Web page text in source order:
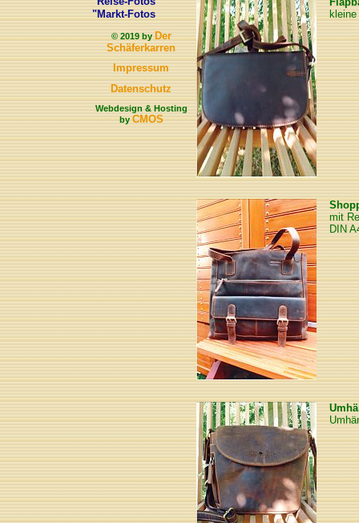
"Markt-Fotos
© 2019 byDer
Schäferkarren
Impressum
Datenschutz
Webdesign & Hosting
byCMOS
mit
DIN